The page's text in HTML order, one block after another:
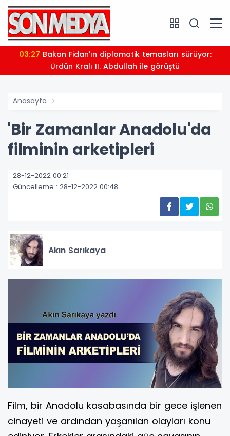
03:27
Ürdün Kralı II. Abdullah ile görüştü
Anasayfa
'Bir Zamanlar Anadolu'da
filminin arketipleri
28-12-2022 00:21
Güncelleme : 28-12-2022 00:48
Akın Sarıkaya
Film, bir Anadolu kasabasında bir gece işlenen
cinayeti ve ardından yaşanılan olayları konu